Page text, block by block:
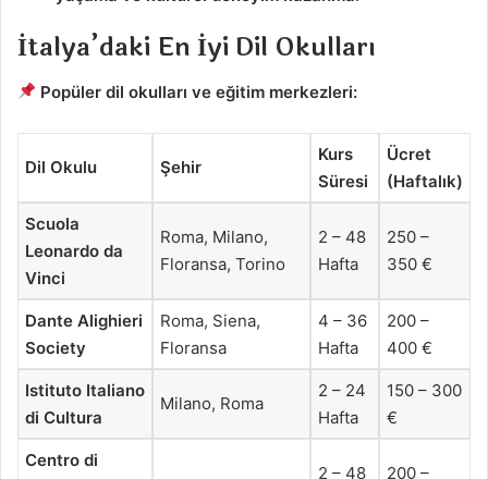
İtalya’daki En İyi Dil Okulları
Popüler dil okulları ve eğitim merkezleri:
Dil Okulu Şehir
Kurs
Süresi
Ücret
(Haftalık)
Scuola
Leonardo da
Vinci
Roma, Milano,
Floransa, Torino
2 – 48
Hafta
250 –
350 €
Dante Alighieri
Society
Roma, Siena,
Floransa
4 – 36
Hafta
200 –
400 €
Istituto Italiano
di Cultura
Milano, Roma
2 – 24
Hafta
150 – 300
€
Centro di
2 – 48
200 –